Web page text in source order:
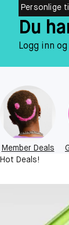
Personlige
Du
Logg inn
Member Deals
Hot Deals!